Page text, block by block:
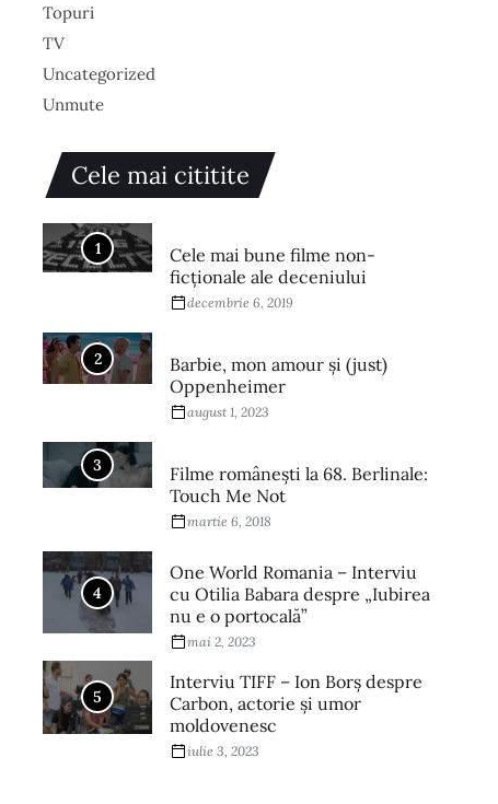
Topuri
TV
Uncategorized
Unmute
Cele mai cititite
1
Cele mai bune filme non-
ficționale ale deceniului
decembrie 6, 2019
2
Barbie, mon amour și (just)
Oppenheimer
august 1, 2023
3
Filme româneşti la 68. Berlinale:
Touch Me Not
martie 6, 2018
4
One World Romania – Interviu
cu Otilia Babara despre „Iubirea
nu e o portocală”
mai 2, 2023
5
Interviu TIFF – Ion Borș despre
Carbon, actorie și umor
moldovenesc
iulie 3, 2023